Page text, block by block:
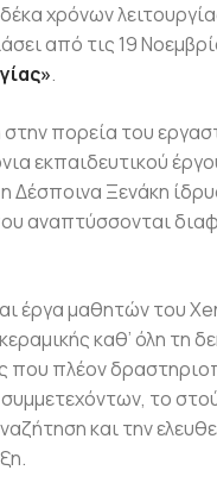
χρόνων
από τις 19
.
πορεία του
εκπαιδευτικού
Δέσποινα Ξενάκη
αναπτύσσονται
έργα μαθητών του
καθ’ όλη τη
που πλέον
το
και την